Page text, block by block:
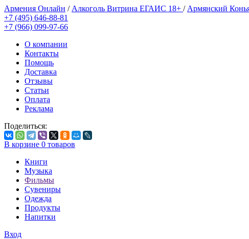
Армения Онлайн / Алкоголь Витрина ЕГАИС 18+ / Армянский
+7 (495) 646-88-81
+7 (966) 099-97-66
О компании
Контакты
Помощь
Доставка
Отзывы
Статьи
Оплата
Реклама
Поделиться:
В корзине 0 товаров
Книги
Музыка
Фильмы
Сувениры
Одежда
Продукты
Напитки
Вход